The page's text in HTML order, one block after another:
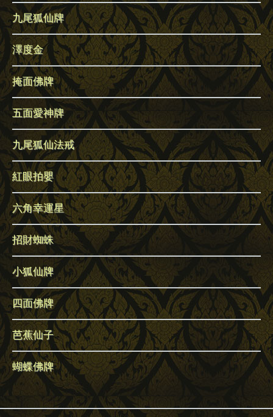
九尾狐仙牌
澤度金
掩面佛牌
五面愛神牌
九尾狐仙法戒
紅眼拍嬰
六角幸運星
招財蜘蛛
小狐仙牌
四面佛牌
芭蕉仙子
蝴蝶佛牌